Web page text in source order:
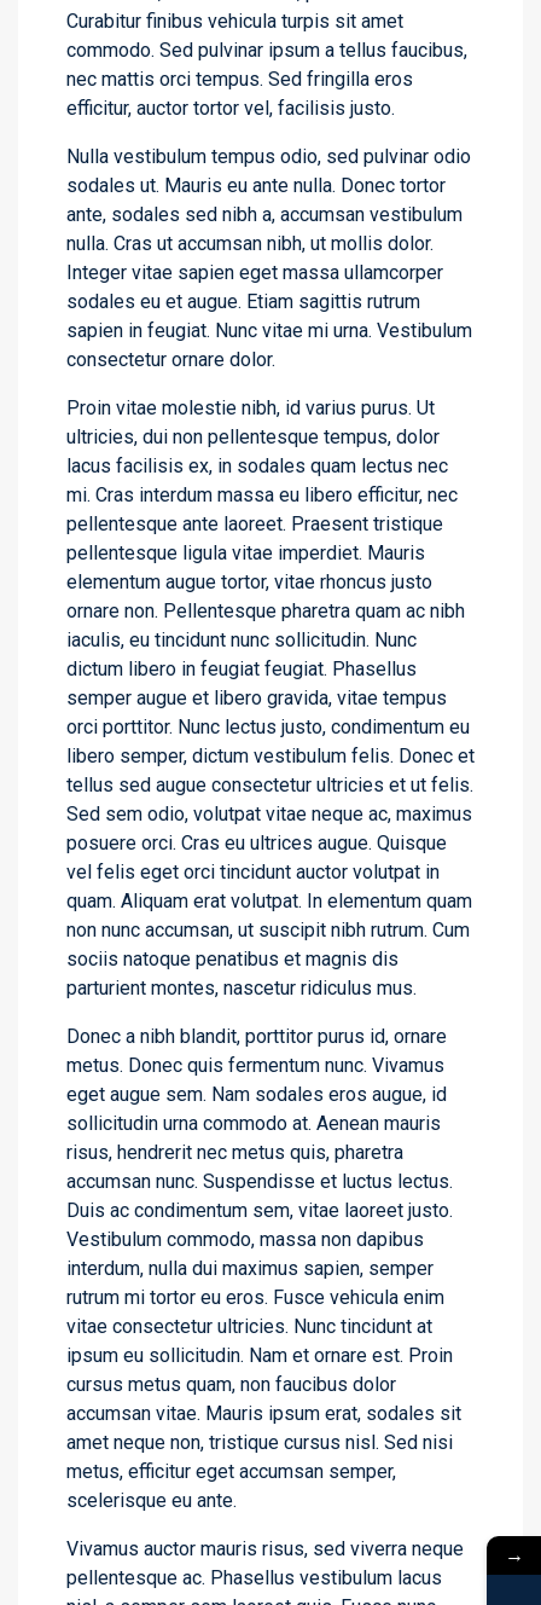
Curabitur finibus vehicula turpis sit amet
commodo. Sed pulvinar ipsum a tellus faucibus,
nec mattis orci tempus. Sed fringilla eros
efficitur, auctor tortor vel, facilisis justo.
Nulla vestibulum tempus odio, sed pulvinar odio
sodales ut. Mauris eu ante nulla. Donec tortor
ante, sodales sed nibh a, accumsan vestibulum
nulla. Cras ut accumsan nibh, ut mollis dolor.
Integer vitae sapien eget massa ullamcorper
sodales eu et augue. Etiam sagittis rutrum
sapien in feugiat. Nunc vitae mi urna. Vestibulum
consectetur ornare dolor.
Proin vitae molestie nibh, id varius purus. Ut
ultricies, dui non pellentesque tempus, dolor
lacus facilisis ex, in sodales quam lectus nec
mi. Cras interdum massa eu libero efficitur, nec
pellentesque ante laoreet. Praesent tristique
pellentesque ligula vitae imperdiet. Mauris
elementum augue tortor, vitae rhoncus justo
ornare non. Pellentesque pharetra quam ac nibh
iaculis, eu tincidunt nunc sollicitudin. Nunc
dictum libero in feugiat feugiat. Phasellus
semper augue et libero gravida, vitae tempus
orci porttitor. Nunc lectus justo, condimentum eu
libero semper, dictum vestibulum felis. Donec et
tellus sed augue consectetur ultricies et ut felis.
Sed sem odio, volutpat vitae neque ac, maximus
posuere orci. Cras eu ultrices augue. Quisque
vel felis eget orci tincidunt auctor volutpat in
quam. Aliquam erat volutpat. In elementum quam
non nunc accumsan, ut suscipit nibh rutrum. Cum
sociis natoque penatibus et magnis dis
parturient montes, nascetur ridiculus mus.
Donec a nibh blandit, porttitor purus id, ornare
metus. Donec quis fermentum nunc. Vivamus
eget augue sem. Nam sodales eros augue, id
sollicitudin urna commodo at. Aenean mauris
risus, hendrerit nec metus quis, pharetra
accumsan nunc. Suspendisse et luctus lectus.
Duis ac condimentum sem, vitae laoreet justo.
Vestibulum commodo, massa non dapibus
interdum, nulla dui maximus sapien, semper
rutrum mi tortor eu eros. Fusce vehicula enim
vitae consectetur ultricies. Nunc tincidunt at
ipsum eu sollicitudin. Nam et ornare est. Proin
cursus metus quam, non faucibus dolor
accumsan vitae. Mauris ipsum erat, sodales sit
amet neque non, tristique cursus nisl. Sed nisi
metus, efficitur eget accumsan semper,
scelerisque eu ante.
Vivamus auctor mauris risus, sed viverra neque
pellentesque ac. Phasellus vestibulum lacus
→